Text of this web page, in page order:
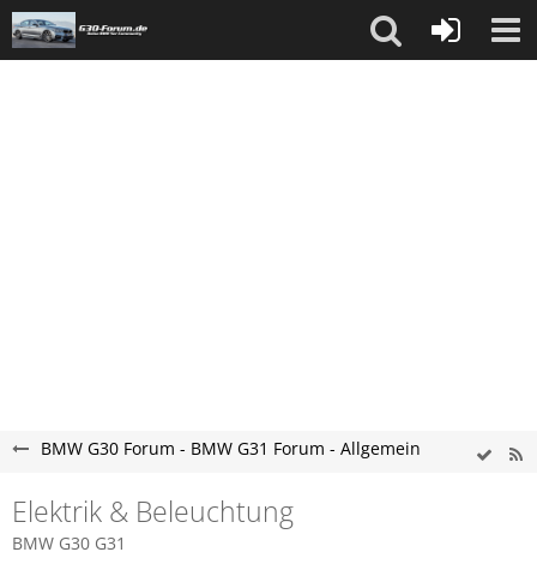
BMW G30 Forum - BMW G31 Forum - Allgemein
Elektrik & Beleuchtung
BMW G30 G31